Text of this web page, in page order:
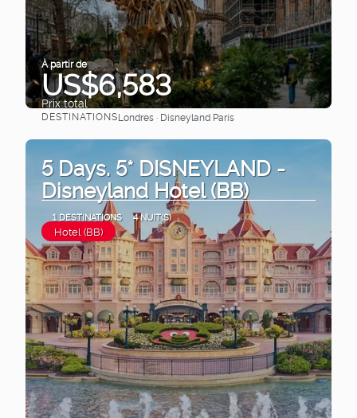
À partir de
US$6,583
Prix ​​total
Afficher
DESTINATIONSLondres · Disneyland París
5 Days. 5* DISNEYLAND -
Disneyland Hotel (BB)
1 DESTINATIONS 4 NUIT(S)
Hotel (BB)